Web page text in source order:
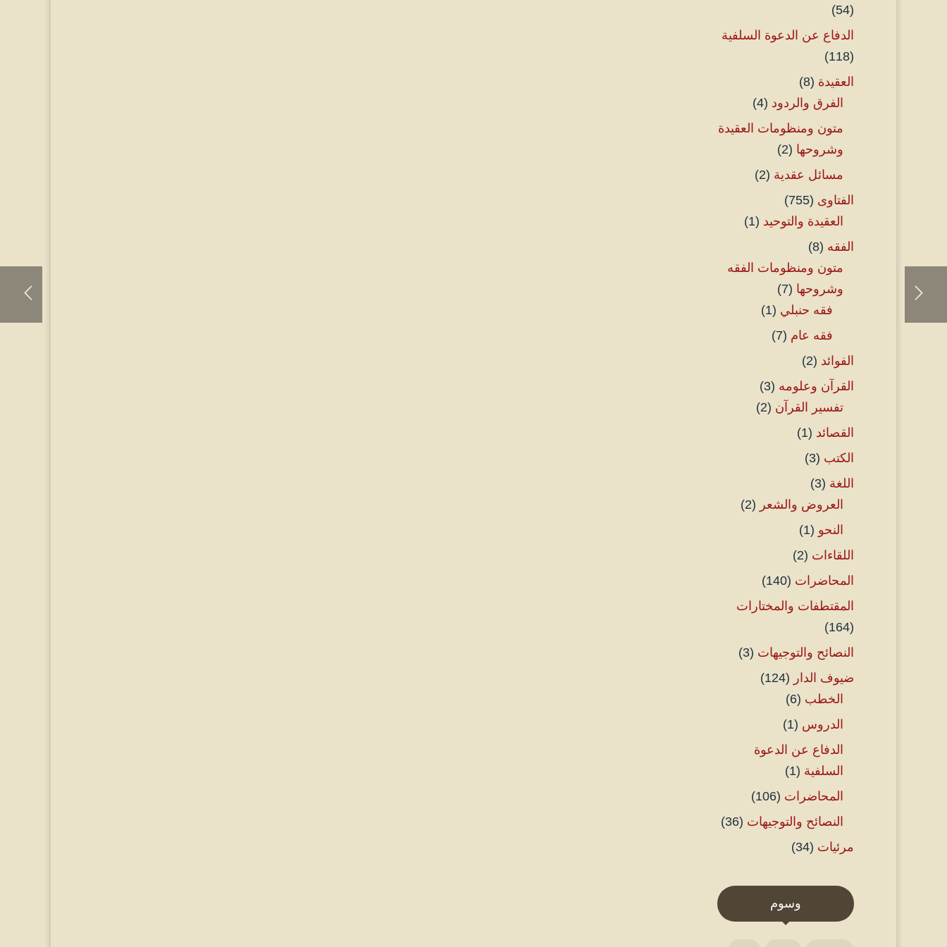
(54)
الدفاع عن الدعوة السلفية
(118)
العقيدة (8)
الفرق والردود (4)
متون ومنظومات العقيدة
وشروحها (2)
مسائل عقدية (2)
الفتاوى (755)
العقيدة والتوحيد (1)
الفقه (8)
متون ومنظومات الفقه
وشروحها (7)
فقه حنبلي (1)
فقه عام (7)
الفوائد (2)
القرآن وعلومه (3)
تفسير القرآن (2)
القصائد (1)
الكتب (3)
اللغة (3)
العروض والشعر (2)
النحو (1)
اللقاءات (2)
المحاضرات (140)
المقتطفات والمختارات
(164)
النصائح والتوجيهات (3)
ضيوف الدار (124)
الخطب (6)
الدروس (1)
الدفاع عن الدعوة
السلفية (1)
المحاضرات (106)
النصائح والتوجيهات (36)
مرئيات (34)
وسوم